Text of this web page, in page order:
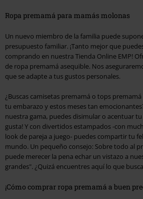
Ropa premamá para mamás molonas
Un nuevo miembro de la familia puede
presupuesto familiar. ¡Tanto mejor que
comprando en nuestra Tienda Online EMP!
de ropa premamá asequible. Nos
que se adapte a tus gustos personales.
¿Buscas camisetas premamá o tops
tu embarazo y estos meses tan
nuestra gama, puedes disimular o acentuar
gusta! Y con divertidos estampados -con
look de pareja a juego- puedes compartir tu
mundo. Un pequeño consejo: Sobre todo al
puede merecer la pena echar un vistazo a
grandes". ¿Quizá encuentres aquí lo que
¡Cómo comprar ropa premamá a buen